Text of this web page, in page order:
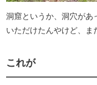
洞窟というか、洞穴があ
いただけたんやけど、
これが